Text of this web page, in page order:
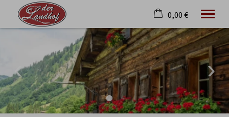
21. bis 28. August
2 Erwachsene
Ferienwohnungen
Angebote
0,00 €
×
Warenkorb ist leer